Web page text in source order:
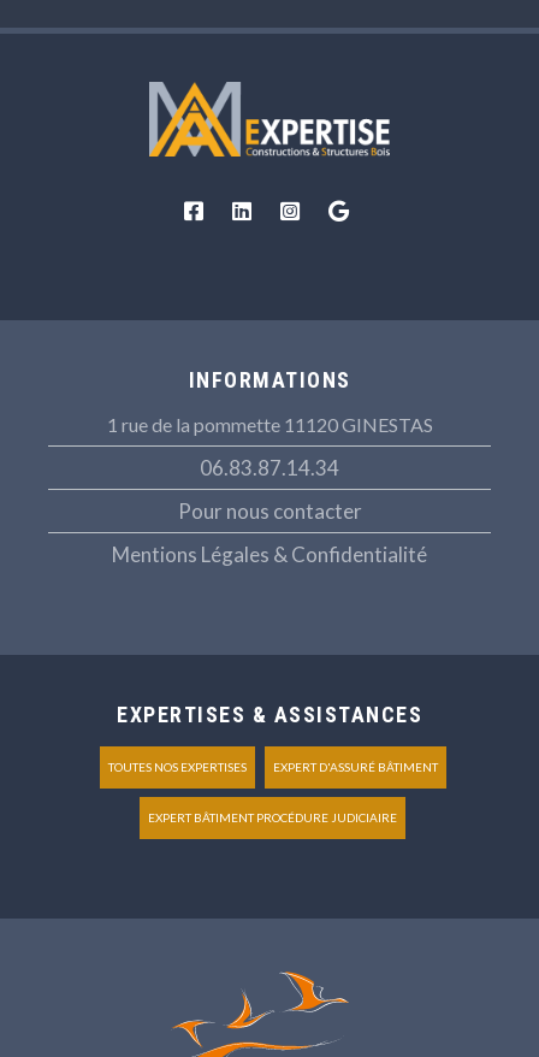
INFORMATIONS
1 rue de la pommette 11120 GINESTAS
06.83.87.14.34
Pour nous contacter
Mentions Légales & Confidentialité
EXPERTISES & ASSISTANCES
TOUTES NOS EXPERTISES EXPERT D'ASSURÉ BÂTIMENT
EXPERT BÂTIMENT PROCÉDURE JUDICIAIRE